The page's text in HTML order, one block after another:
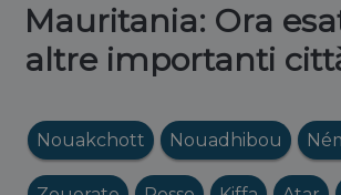
Mauritania: Ora
altre importanti
Nouakchott Nouadhibou